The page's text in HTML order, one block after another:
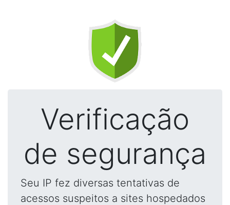
Verificação
de segurança
Seu IP fez diversas tentativas de
acessos suspeitos a sites hospedados